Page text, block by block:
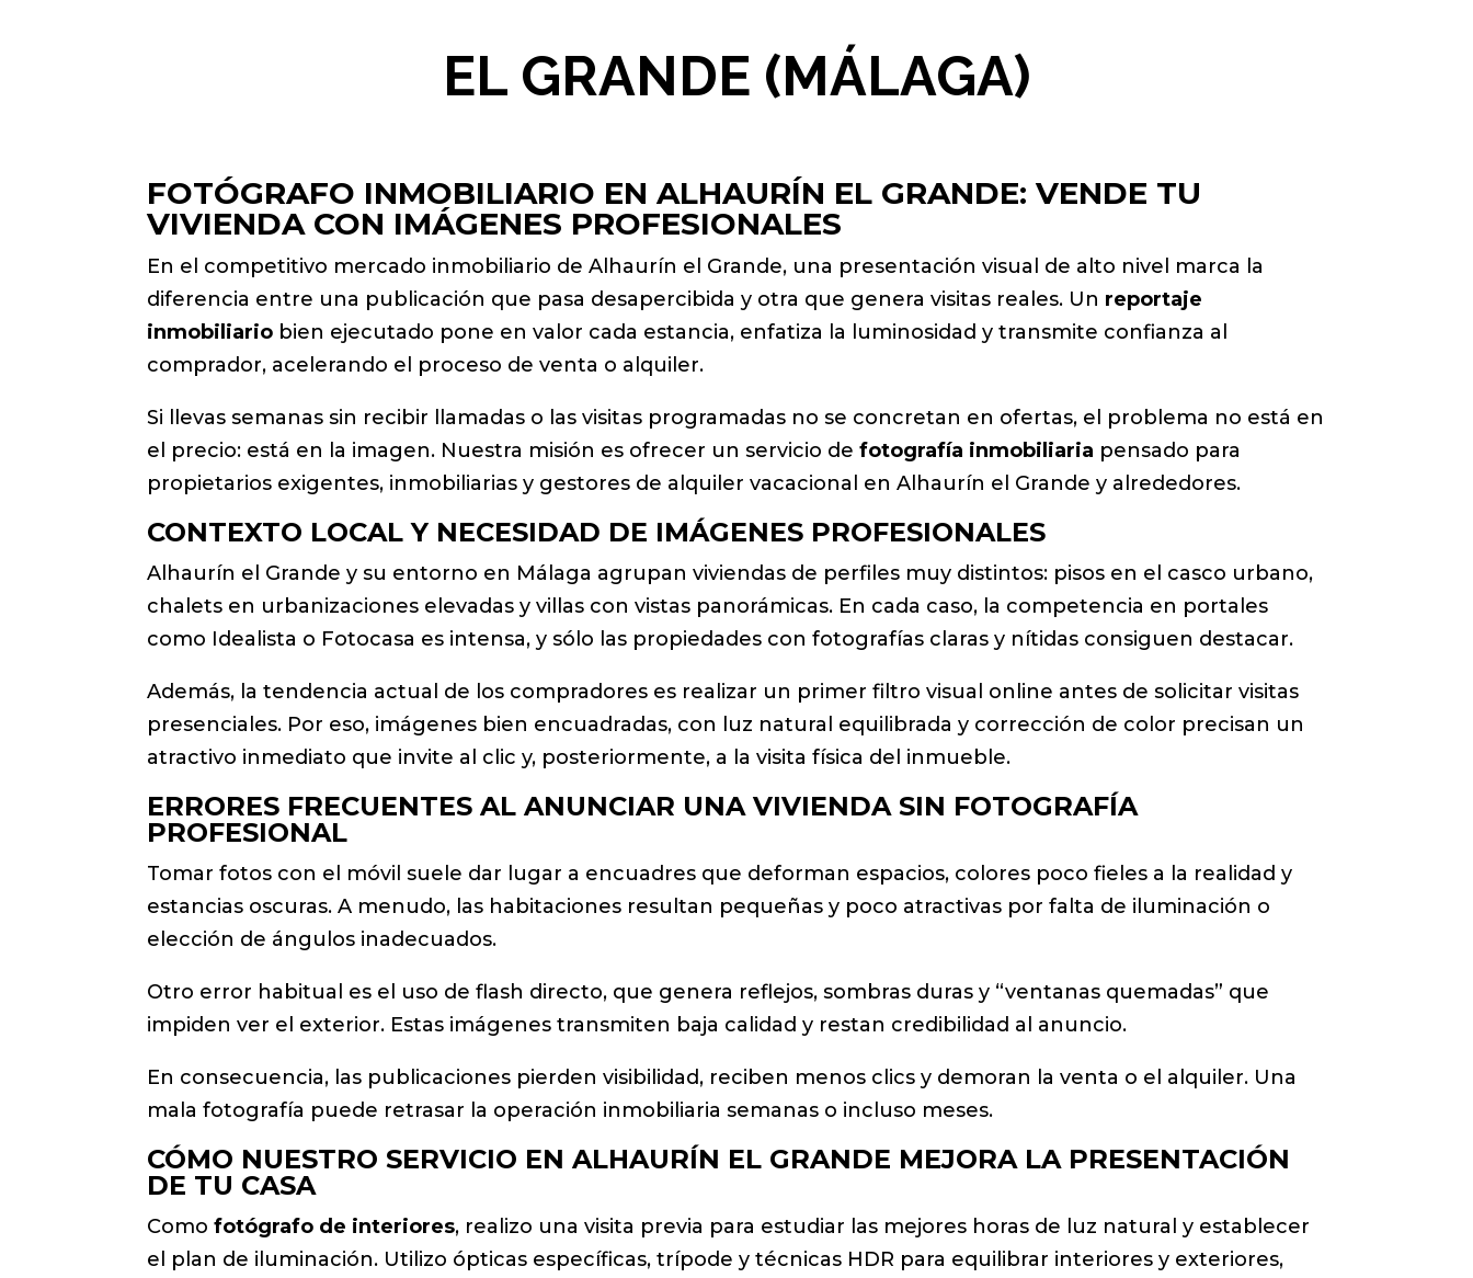
EL GRANDE (MÁLAGA)
FOTÓGRAFO INMOBILIARIO EN ALHAURÍN EL GRANDE: VENDE TU
VIVIENDA CON IMÁGENES PROFESIONALES
En el competitivo mercado inmobiliario de Alhaurín el Grande, una presentación visual de alto nivel marca la
diferencia entre una publicación que pasa desapercibida y otra que genera visitas reales. Un reportaje
inmobiliario bien ejecutado pone en valor cada estancia, enfatiza la luminosidad y transmite confianza al
comprador, acelerando el proceso de venta o alquiler.
Si llevas semanas sin recibir llamadas o las visitas programadas no se concretan en ofertas, el problema no está en
el precio: está en la imagen. Nuestra misión es ofrecer un servicio defotografía inmobiliaria pensado para
propietarios exigentes, inmobiliarias y gestores de alquiler vacacional en Alhaurín el Grande y alrededores.
CONTEXTO LOCAL Y NECESIDAD DE IMÁGENES PROFESIONALES
Alhaurín el Grande y su entorno en Málaga agrupan viviendas de perfiles muy distintos: pisos en el casco urbano,
chalets en urbanizaciones elevadas y villas con vistas panorámicas. En cada caso, la competencia en portales
como Idealista o Fotocasa es intensa, y sólo las propiedades con fotografías claras y nítidas consiguen destacar.
Además, la tendencia actual de los compradores es realizar un primer filtro visual online antes de solicitar visitas
presenciales. Por eso, imágenes bien encuadradas, con luz natural equilibrada y corrección de color precisan un
atractivo inmediato que invite al clic y, posteriormente, a la visita física del inmueble.
ERRORES FRECUENTES AL ANUNCIAR UNA VIVIENDA SIN FOTOGRAFÍA
PROFESIONAL
Tomar fotos con el móvil suele dar lugar a encuadres que deforman espacios, colores poco fieles a la realidad y
estancias oscuras. A menudo, las habitaciones resultan pequeñas y poco atractivas por falta de iluminación o
elección de ángulos inadecuados.
Otro error habitual es el uso de flash directo, que genera reflejos, sombras duras y “ventanas quemadas” que
impiden ver el exterior. Estas imágenes transmiten baja calidad y restan credibilidad al anuncio.
En consecuencia, las publicaciones pierden visibilidad, reciben menos clics y demoran la venta o el alquiler. Una
mala fotografía puede retrasar la operación inmobiliaria semanas o incluso meses.
CÓMO NUESTRO SERVICIO EN ALHAURÍN EL GRANDE MEJORA LA PRESENTACIÓN
DE TU CASA
Comofotógrafo de interiores, realizo una visita previa para estudiar las mejores horas de luz natural y establecer
el plan de iluminación. Utilizo ópticas específicas, trípode y técnicas HDR para equilibrar interiores y exteriores,